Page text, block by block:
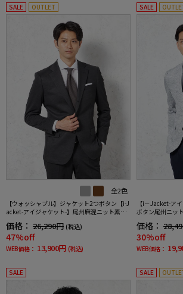
SALE OUTLET
全2色
【ウォッシャブル】ジャケット2つボタン【i-J
acket-アイジャケット-】尾州麻混ニット素材
価格： 26,290円 (税込)
47%off
WEB価格： 13,900円 (税込)
SALE
【i－Jacket-ア
ボタン尾州ニッ
価格：
30%off
WEB価格：
SALE SALE